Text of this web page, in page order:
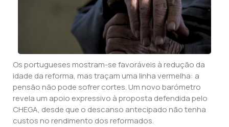
Os portugueses mostram-se favoráveis à redução da
idade da reforma, mas traçam uma linha vermelha: a
pensão não pode sofrer cortes. Um novo barómetro
revela um apoio expressivo à proposta defendida pelo
CHEGA, desde que o descanso antecipado não tenha
custos no rendimento dos reformados.